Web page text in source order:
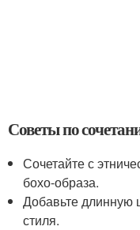
Советы по
Сочетайте с
бохо-образа.
Добавьте
стиля.